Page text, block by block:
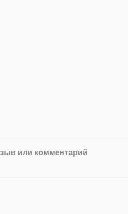
или комментарий